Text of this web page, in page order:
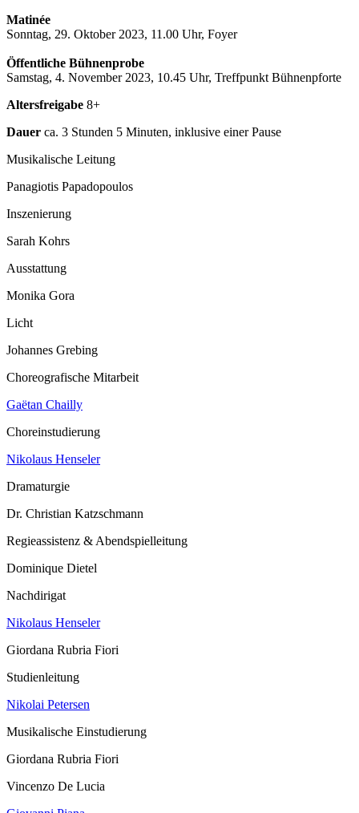
Matinée
Sonntag, 29. Oktober 2023, 11.00 Uhr, Foyer
Öffentliche Bühnenprobe
Samstag, 4. November 2023, 10.45 Uhr, Treffpunkt Bühnenpforte
Altersfreigabe 8+
Dauer ca. 3 Stunden 5 Minuten, inklusive einer Pause
Musikalische Leitung
Panagiotis Papadopoulos
Inszenierung
Sarah Kohrs
Ausstattung
Monika Gora
Licht
Johannes Grebing
Choreografische Mitarbeit
Gaëtan Chailly
Choreinstudierung
Nikolaus Henseler
Dramaturgie
Dr. Christian Katzschmann
Regieassistenz & Abendspielleitung
Dominique Dietel
Nachdirigat
Nikolaus Henseler
Giordana Rubria Fiori
Studienleitung
Nikolai Petersen
Musikalische Einstudierung
Giordana Rubria Fiori
Vincenzo De Lucia